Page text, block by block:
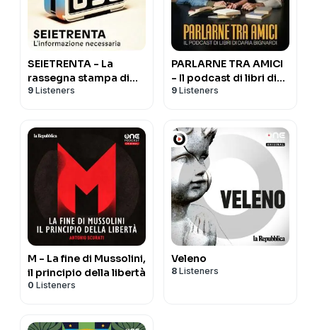
SEIETRENTA - La
rassegna stampa di
Chora Media
9 Listeners
PARLARNE TRA AMICI
- Il podcast di libri di
Daria Bignardi
9 Listeners
M - La fine di Mussolini,
il principio della libertà
0 Listeners
Veleno
8 Listeners